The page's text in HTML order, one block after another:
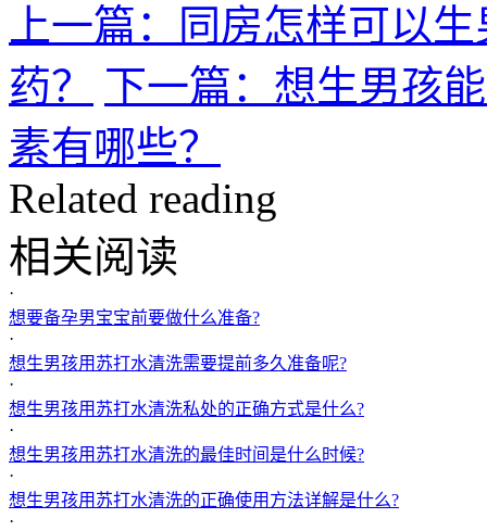
上一篇：同房怎样可以
药？
下一篇：想生男孩
素有哪些？
Related reading
相关阅读
·
想要备孕男宝宝前要做什么准备?
·
想生男孩用苏打水清洗需要提前多久准备呢?
·
想生男孩用苏打水清洗私处的正确方式是什么?
·
想生男孩用苏打水清洗的最佳时间是什么时候?
·
想生男孩用苏打水清洗的正确使用方法详解是什么?
·